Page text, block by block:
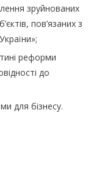
зруйнованих
пов’язаних з
реформи
до
для бізнесу.